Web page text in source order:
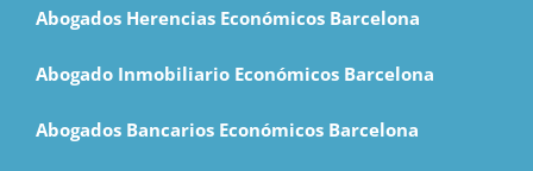
Abogados Herencias Económicos Barcelona
Abogado Inmobiliario Económicos Barcelona
Abogados Bancarios Económicos Barcelona